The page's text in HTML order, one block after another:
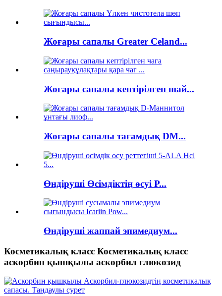
Жоғары сапалы Greater Celand...
Жоғары сапалы кептірілген шай...
Жоғары сапалы тағамдық DM...
Өндіруші Өсімдіктің өсуі Р...
Өндіруші жаппай эпимедиум...
Косметикалық класс Косметикалық класс
аскорбин қышқылы аскорбил глюкозид